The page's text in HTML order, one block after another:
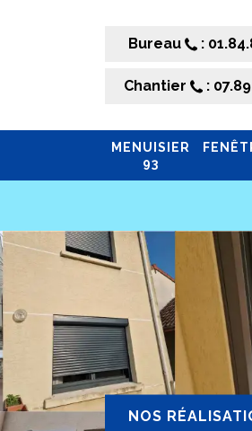
Bureau :
Chantier :
MENUISIER
93
NOS